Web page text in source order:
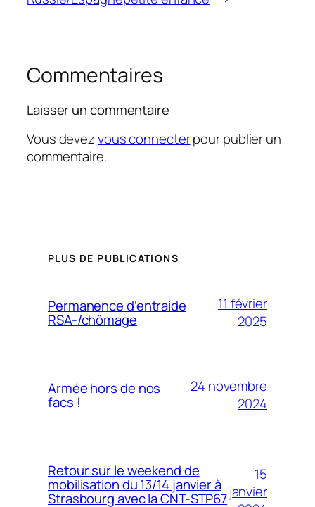
Commentaires
Laisser un commentaire
Vous devezvous connecterpour publier un
commentaire.
PLUS DE PUBLICATIONS
Permanence d’entraide
RSA-/chômage
11 février
2025
Armée hors de nos
facs !
24 novembre
2024
Retour sur le weekend de
mobilisation du 13/14 janvier à
Strasbourg avec la CNT-STP67
15
janvier